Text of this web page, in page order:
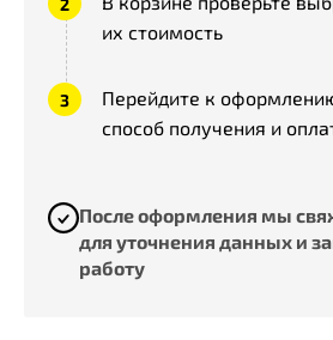
их стоимость
Перейдите к
способ получения и
После оформления мы
для уточнения данных и
работу